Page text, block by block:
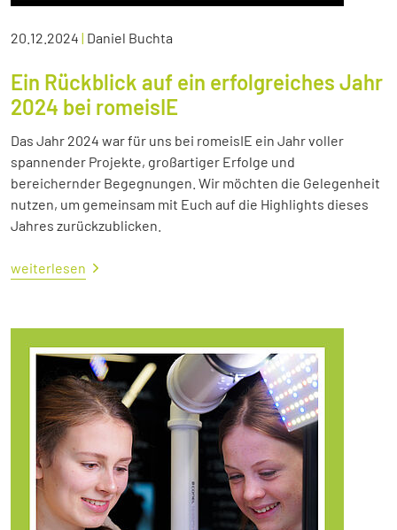
20.12.2024 | Daniel Buchta
Ein Rückblick auf ein erfolgreiches Jahr
2024 bei romeisIE
Das Jahr 2024 war für uns bei romeisIE ein Jahr voller
spannender Projekte, großartiger Erfolge und
bereichernder Begegnungen. Wir möchten die Gelegenheit
nutzen, um gemeinsam mit Euch auf die Highlights dieses
Jahres zurückzublicken.
weiterlesen